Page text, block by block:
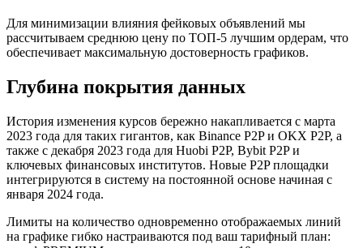
Для минимизации влияния фейковых объявлений мы
рассчитываем среднюю цену по ТОП-5 лучшим ордерам, что
обеспечивает максимальную достоверность графиков.
Глубина покрытия данных
История изменения курсов бережно накапливается с марта
2023 года для таких гигантов, как Binance P2P и OKX P2P, а
также с декабря 2023 года для Huobi P2P, Bybit P2P и
ключевых финансовых институтов. Новые P2P площадки
интегрируются в систему на постоянной основе начиная с
января 2024 года.
Лимиты на количество одновременно отображаемых линий
на графике гибко настраиваются под ваш тарифный план: